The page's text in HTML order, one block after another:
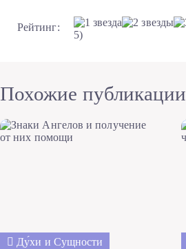
Рейтинг:
5)
Похожие публикации
Ду́хи и Сущности